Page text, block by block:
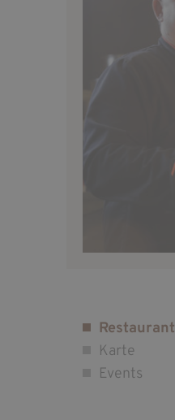
Restaurant
Karte
Events